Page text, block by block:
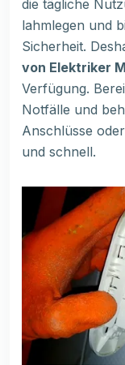
die tägliche
lahmlegen und
Sicherheit.
von Elektriker
Verfügung.
Notfälle und
Anschlüsse
und schnell.